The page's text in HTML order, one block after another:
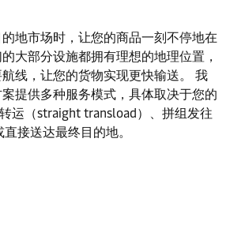
地市场时，让您的商品一刻不停地在
大部分设施都拥有理想的地理位置，
线，让您的货物实现更快输送。 我
提供多种服务模式，具体取决于您的
运（straight transload）、拼组发往
接送达最终目的地。